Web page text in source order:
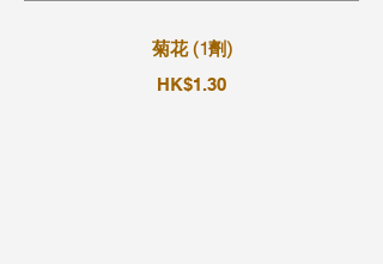
菊花 (1劑)
HK$1.30